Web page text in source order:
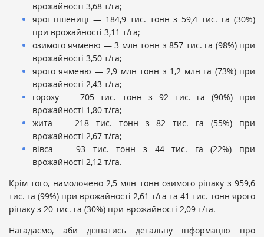
врожайності 3,68 т/га;
ярої пшениці — 184,9 тис. тонн з 59,4 тис. га (30%)
при врожайності 3,11 т/га;
озимого ячменю — 3 млн тонн з 857 тис. га (98%) при
врожайності 3,50 т/га;
ярого ячменю — 2,9 млн тонн з 1,2 млн га (73%) при
врожайності 2,43 т/га;
гороху — 705 тис. тонн з 92 тис. га (90%) при
врожайності 1,80 т/га;
жита — 218 тис. тонн з 82 тис. га (55%) при
врожайності 2,67 т/га;
вівса — 93 тис. тонн з 44 тис. га (22%) при
врожайності 2,12 т/га.
Крім того, намолочено 2,5 млн тонн озимого ріпаку з 959,6
тис. га (99%) при врожайності 2,61 т/га та 41 тис. тонн ярого
ріпаку з 20 тис. га (30%) при врожайності 2,09 т/га.
Нагадаємо, аби дізнатись детальну інформацію про